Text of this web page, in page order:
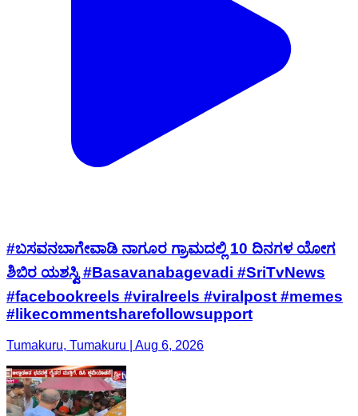
#ಬಸವನಬಾಗೇವಾಡಿ ನಾಗೂರ ಗ್ರಾಮದಲ್ಲಿ 10 ದಿನಗಳ ಯೋಗ
ಶಿಬಿರ ಯಶಸ್ವಿ #Basavanabagevadi #SriTvNews
#facebookreels #viralreels #viralpost #memes
#likecommentsharefollowsupport
Tumakuru, Tumakuru | Aug 6, 2026